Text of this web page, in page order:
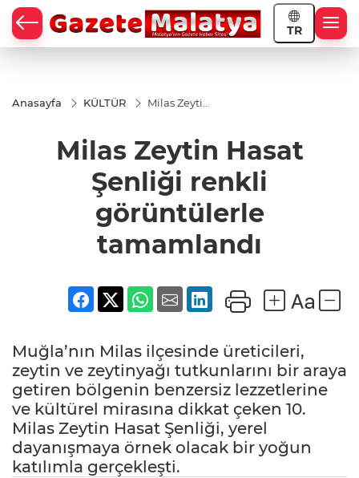
TR
Anasayfa KÜLTÜR
Milas Zeytin
renkli
görüntülerle
tamamlandı
Milas Zeytin Hasat
Şenliği renkli
görüntülerle
tamamlandı
Muğla’nın Milas ilçesinde üreticileri,
zeytin ve zeytinyağı tutkunlarını bir araya
getiren bölgenin benzersiz lezzetlerine
ve kültürel mirasına dikkat çeken 10.
Milas Zeytin Hasat Şenliği, yerel
dayanışmaya örnek olacak bir yoğun
katılımla gerçekleşti.